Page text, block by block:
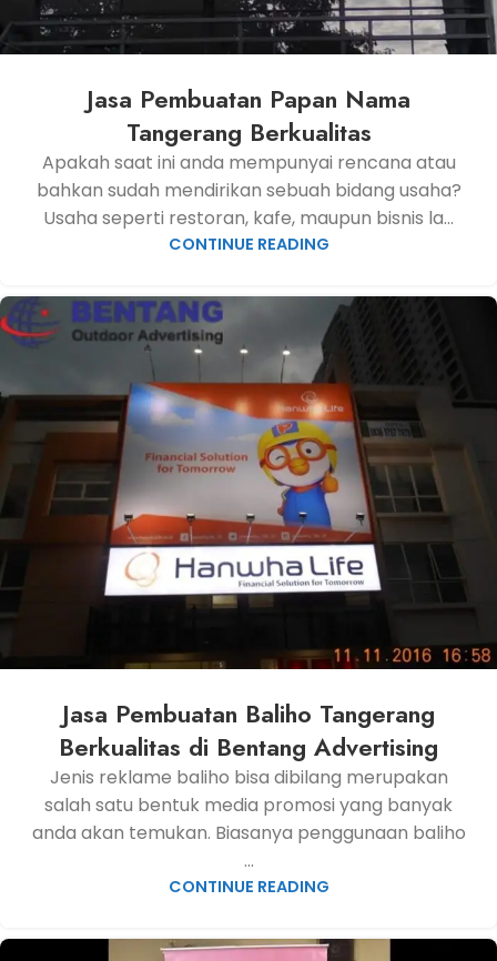
Jasa Pembuatan Papan Nama
Tangerang Berkualitas
Apakah saat ini anda mempunyai rencana atau
bahkan sudah mendirikan sebuah bidang usaha?
Usaha seperti restoran, kafe, maupun bisnis la...
CONTINUE READING
Jasa Pembuatan Baliho Tangerang
Berkualitas di Bentang Advertising
Jenis reklame baliho bisa dibilang merupakan
salah satu bentuk media promosi yang banyak
anda akan temukan. Biasanya penggunaan baliho
...
CONTINUE READING